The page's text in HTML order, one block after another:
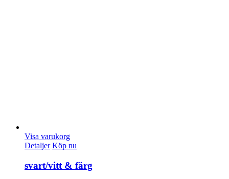
Visa varukorg
Detaljer Köp nu
svart/vitt & färg